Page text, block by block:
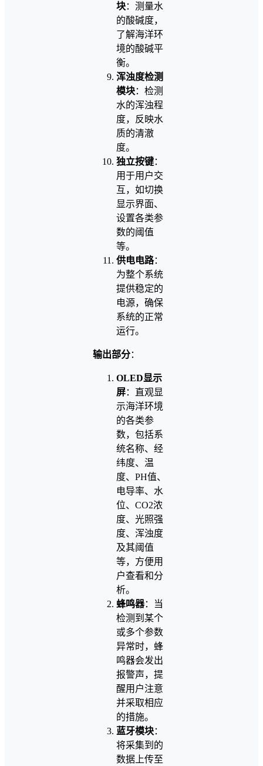
块：测量水
的酸碱度，
了解海洋环
境的酸碱平
衡。
浑浊度检测
模块：检测
水的浑浊程
度，反映水
质的清澈
度。
独立按键：
用于用户交
互，如切换
显示界面、
设置各类参
数的阈值
等。
供电电路：
为整个系统
提供稳定的
电源，确保
系统的正常
运行。
输出部分：
OLED显示
屏：直观显
示海洋环境
的各类参
数，包括系
统名称、经
纬度、温
度、PH值、
电导率、水
位、CO2浓
度、光照强
度、浑浊度
及其阈值
等，方便用
户查看和分
析。
蜂鸣器：当
检测到某个
或多个参数
异常时，蜂
鸣器会发出
报警声，提
醒用户注意
并采取相应
的措施。
蓝牙模块：
将采集到的
数据上传至